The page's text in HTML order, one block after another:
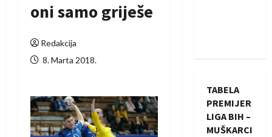
oni samo griješe
Redakcija
8. Marta 2018.
TABELA
PREMIJER
LIGA BIH –
MUŠKARCI